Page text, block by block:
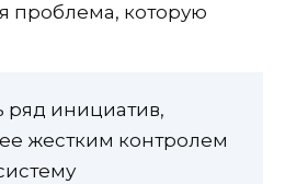
проблема, которую
ряд инициатив,
жестким контролем